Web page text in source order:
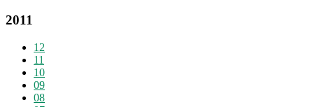
2011
12
11
10
09
08